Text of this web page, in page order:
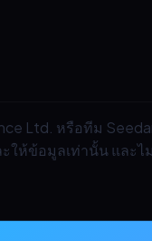
Ltd. หรือทีม
ห้ข้อมูลเท่านั้น และไ